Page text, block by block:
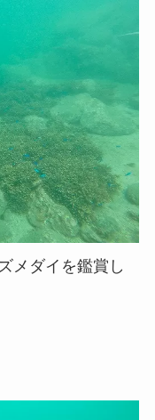
メダイを鑑賞し